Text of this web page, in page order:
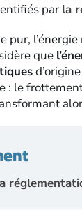
par la
pur,
que
: le